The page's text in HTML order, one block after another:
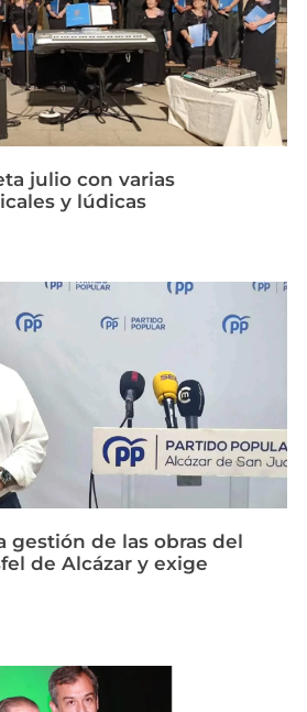
julio con varias
y lúdicas
gestión de las obras del
de Alcázar y exige